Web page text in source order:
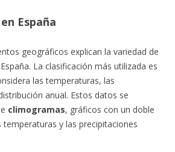
España
geográficos explican la variedad de
La clasificación más utilizada es
las temperaturas, las
anual. Estos datos se
climogramas, gráficos con un doble
y las precipitaciones